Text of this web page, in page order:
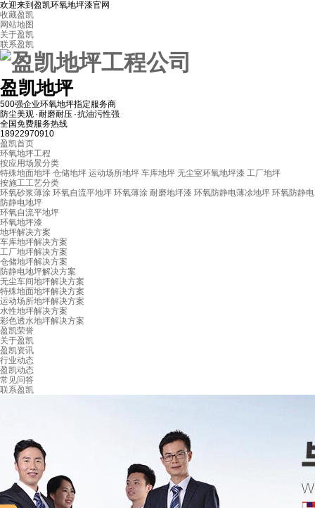
欢迎来到盈凯环氧地坪漆官网
收藏盈凯
网站地图
关于盈凯
联系盈凯
盈凯地坪
500强企业环氧地坪指定服务商
防尘美观 · 耐磨耐压 · 抗油污性强
全国免费服务热线
18922970910
盈凯首页
环氧地坪工程
按应用场景分类
特殊地面地坪 仓储地坪 运动场所地坪 车库地坪 无尘室环氧地坪漆 工厂地坪
按施工工艺分类
环氧砂浆薄涂 环氧自流平地坪 环氧薄涂 耐磨地坪漆 环氧防静电薄凃地坪 环氧防静
防静电地坪
环氧自流平地坪
环氧地坪漆
地坪解决方案
车库地坪解决方案
工厂地坪解决方案
仓储地坪解决方案
防静电地坪解决方案
无尘车间地坪解决方案
特殊地面地坪解决方案
运动场所地坪解决方案
水性地坪解决方案
彩色透水地坪解决方案
盈凯荣誉
关于盈凯
盈凯资讯
行业动态
盈凯动态
常见问答
联系盈凯